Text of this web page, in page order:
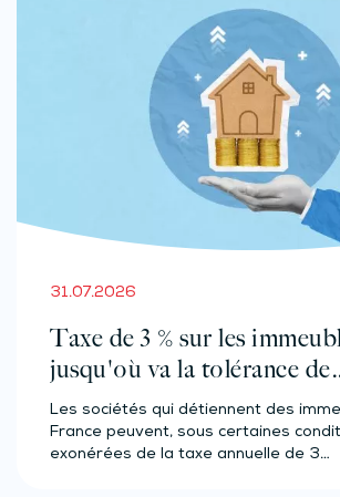
31.07.2026
Taxe de 3 % sur les
jusqu'où va la tolérance de
l'administration ?
Les sociétés qui détiennent des
France peuvent, sous certaines
exonérées de la taxe annuelle de 3…